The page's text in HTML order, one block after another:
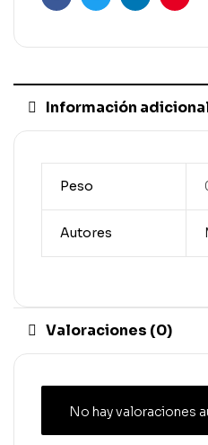
FacebookGorjeoLinkedIn
Información
Peso
Autores
Valoraciones (0)
No hay valoraciones